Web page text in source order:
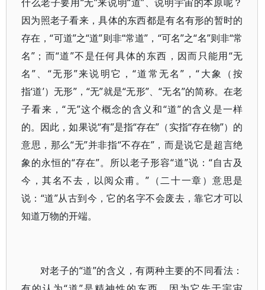
因为照老子看来，具体的东西都是有名有形的暂时的
存在，“可道”之“道”则非“常道”，“可名”之“名”则非“常
名”；而“道”不是任何具体的东西，因而只能用“无
名”、“无形”来说明它，“道常无名”，“大象（按
指‘道’）无形”，“无”就是“无形”、“无名”的简称。在老
子看来，“无”这个概念的含义和“道”的含义是一样
的。因此，如果说“有”是指“存在”（实指“存在物”）的
意思，那么“无”并非指“不存在”，而是说它是超言绝
象的永恒的“存在”。所以老子形容“道”说：“自古及
今，其名不去，以阅众甫。”（二十一章）意思是
说：“道”从古到今，它的名字不会废去，靠它才可以
知道万物的开端。
对老子的“道”的含义，有两种主要的不同看法：